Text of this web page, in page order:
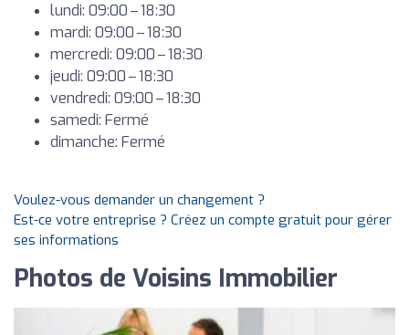
lundi: 09:00 – 18:30
mardi: 09:00 – 18:30
mercredi: 09:00 – 18:30
jeudi: 09:00 – 18:30
vendredi: 09:00 – 18:30
samedi: Fermé
dimanche: Fermé
Voulez-vous demander un changement ?
Est-ce votre entreprise ? Créez un compte gratuit pour gérer
ses informations
Photos de Voisins Immobilier